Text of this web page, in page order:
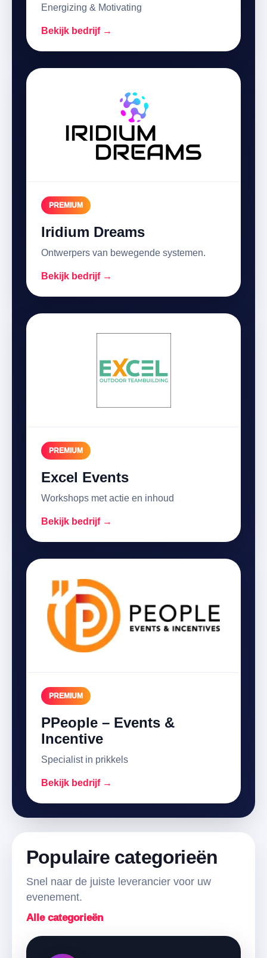
Energizing & Motivating
Bekijk bedrijf →
PREMIUM
Iridium Dreams
Ontwerpers van bewegende systemen.
Bekijk bedrijf →
PREMIUM
Excel Events
Workshops met actie en inhoud
Bekijk bedrijf →
PREMIUM
PPeople – Events &
Incentive
Specialist in prikkels
Bekijk bedrijf →
Populaire categorieën
Snel naar de juiste leverancier voor uw
evenement.
Alle categorieën